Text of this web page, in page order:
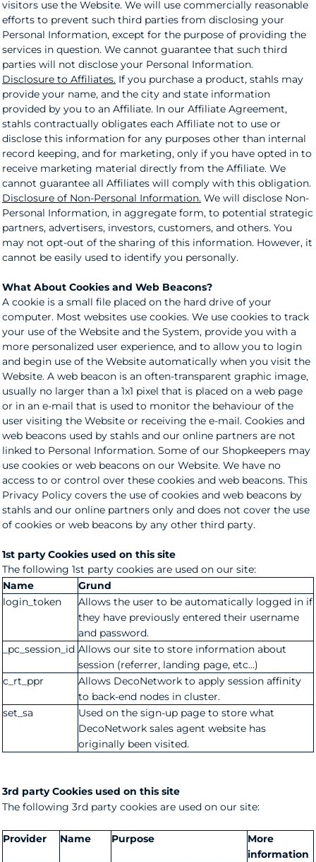
visitors use the Website. We will use commercially reasonable
efforts to prevent such third parties from disclosing your
Personal Information, except for the purpose of providing the
services in question. We cannot guarantee that such third
parties will not disclose your Personal Information.
Disclosure to Affiliates. If you purchase a product, stahls may
provide your name, and the city and state information
provided by you to an Affiliate. In our Affiliate Agreement,
stahls contractually obligates each Affiliate not to use or
disclose this information for any purposes other than internal
record keeping, and for marketing, only if you have opted in to
receive marketing material directly from the Affiliate. We
cannot guarantee all Affiliates will comply with this obligation.
Disclosure of Non-Personal Information. We will disclose Non-
Personal Information, in aggregate form, to potential strategic
partners, advertisers, investors, customers, and others. You
may not opt-out of the sharing of this information. However, it
cannot be easily used to identify you personally.
What About Cookies and Web Beacons?
A cookie is a small file placed on the hard drive of your
computer. Most websites use cookies. We use cookies to track
your use of the Website and the System, provide you with a
more personalized user experience, and to allow you to login
and begin use of the Website automatically when you visit the
Website. A web beacon is an often-transparent graphic image,
usually no larger than a 1x1 pixel that is placed on a web page
or in an e-mail that is used to monitor the behaviour of the
user visiting the Website or receiving the e-mail. Cookies and
web beacons used by stahls and our online partners are not
linked to Personal Information. Some of our Shopkeepers may
use cookies or web beacons on our Website. We have no
access to or control over these cookies and web beacons. This
Privacy Policy covers the use of cookies and web beacons by
stahls and our online partners only and does not cover the use
of cookies or web beacons by any other third party.
1st party Cookies used on this site
The following 1st party cookies are used on our site:
Name
Grund
login_token
Allows the user to be automatically logged in if
they have previously entered their username
and password.
_pc_session_id Allows our site to store information about
session (referrer, landing page, etc...)
c_rt_ppr
Allows DecoNetwork to apply session affinity
to back-end nodes in cluster.
set_sa
Used on the sign-up page to store what
DecoNetwork sales agent website has
originally been visited.
3rd party Cookies used on this site
The following 3rd party cookies are used on our site:
Provider Name Purpose
More
information